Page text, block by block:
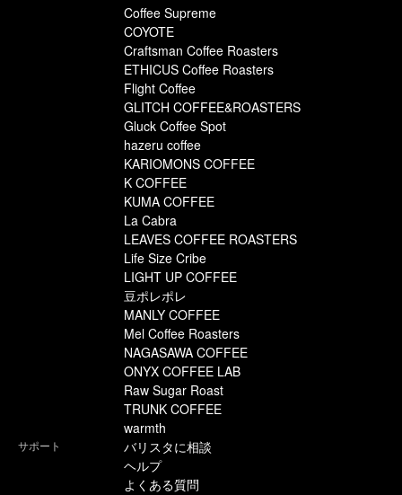
Coffee Supreme
COYOTE
Craftsman Coffee Roasters
ETHICUS Coffee Roasters
Flight Coffee
GLITCH COFFEE&ROASTERS
Gluck Coffee Spot
hazeru coffee
KARIOMONS COFFEE
K COFFEE
KUMA COFFEE
La Cabra
LEAVES COFFEE ROASTERS
Life Size Cribe
LIGHT UP COFFEE
豆ポレポレ
MANLY COFFEE
Mel Coffee Roasters
NAGASAWA COFFEE
ONYX COFFEE LAB
Raw Sugar Roast
TRUNK COFFEE
warmth
サポート
バリスタに相談
ヘルプ
よくある質問